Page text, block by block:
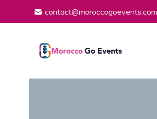
contact@moroccogoevents.com